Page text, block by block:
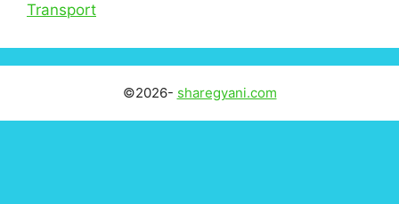
Transport
©2026- sharegyani.com